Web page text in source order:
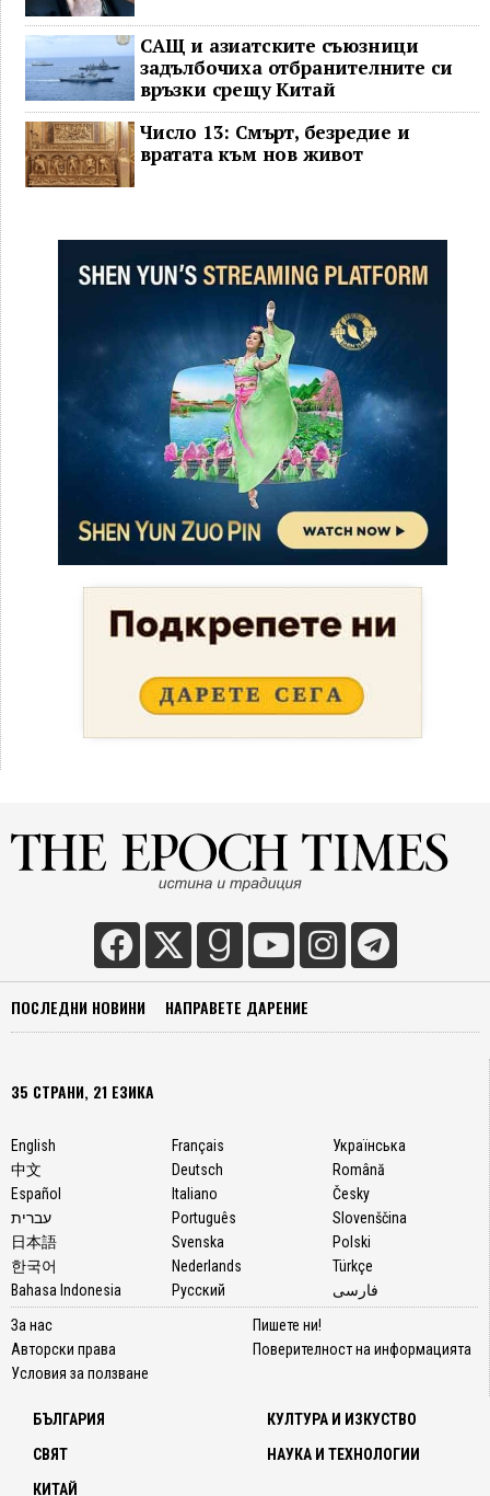
САЩ и азиатските съюзници
задълбочиха отбранителните си
връзки срещу Китай
Число 13: Смърт, безредие и
вратата към нов живот
ПОСЛЕДНИ НОВИНИ НАПРАВЕТЕ ДАРЕНИЕ
35 СТРАНИ, 21 ЕЗИКА
English
中文
Español
עברית
日本語
한국어
Bahasa Indonesia
Français
Deutsch
Italiano
Português
Svenska
Nederlands
Русский
Українська
Română
Česky
Slovenščina
Polski
Türkçe
فارسی
За нас
Авторски права
Условия за ползване
Пишете ни!
Поверителност на информацията
БЪЛГАРИЯ
СВЯТ
КИТАЙ
КУЛТУРА И ИЗКУСТВО
НАУКА И ТЕХНОЛОГИИ